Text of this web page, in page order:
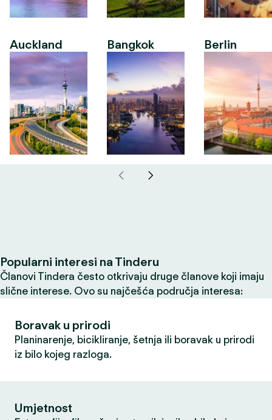
Auckland Bangkok Berlin
Popularni interesi na Tinderu
Članovi Tindera često otkrivaju druge članove koji imaju
slične interese. Ovo su najčešća područja interesa:
Boravak u prirodi
Planinarenje, bicikliranje, šetnja ili boravak u prirodi
iz bilo kojeg razloga.
Umjetnost